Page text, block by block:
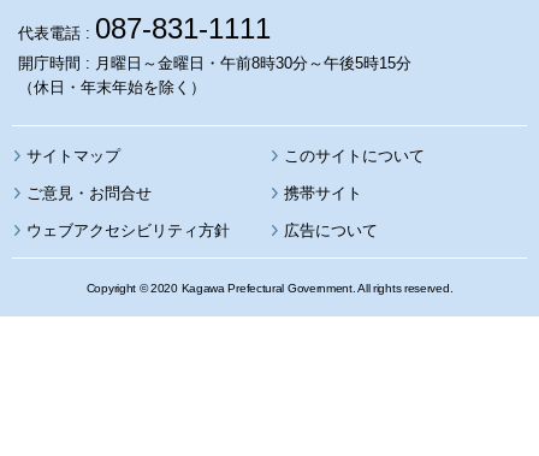
代表電話 : 087-831-1111
開庁時間 : 月曜日～金曜日・午前8時30分～午後5時15分
（休日・年末年始を除く）
サイトマップ このサイトについて
携帯サイト
ウェブアクセシビリティ方針 広告について
Copyright © 2020 Kagawa Prefectural Government. All rights reserved.